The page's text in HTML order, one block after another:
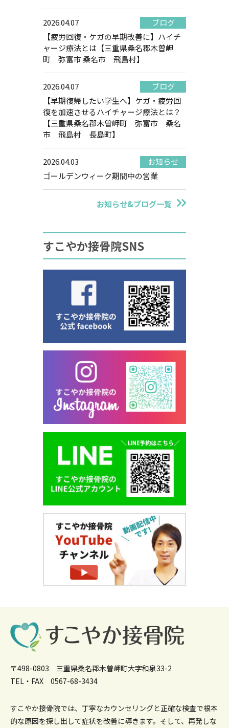
2026.04.07
ブログ
【疲労回復・ケガの早期改善に】ハイチ
ャージ療法とは【三重県桑名郡木曽岬
町 弥富市 桑名市 飛島村】
2026.04.07
ブログ
【早期復帰したい学生へ】ケガ・疲労回
復を加速させるハイチャージ療法とは？
【三重県桑名郡木曽岬町 弥富市 桑名
市 飛島村 長島町】
2026.04.03
お知らせ
ゴールデンウィーク期間中の営業
お知らせ&ブログ一覧
すこやか接骨院SNS
〒498-0803 三重県桑名郡木曽岬町大字和泉33-2
TEL・FAX 0567-68-3434
すこやか接骨院では、丁寧なカウンセリングと正確な検査で根本
的な原因を探し出して症状を改善に導きます。そして、再発しな